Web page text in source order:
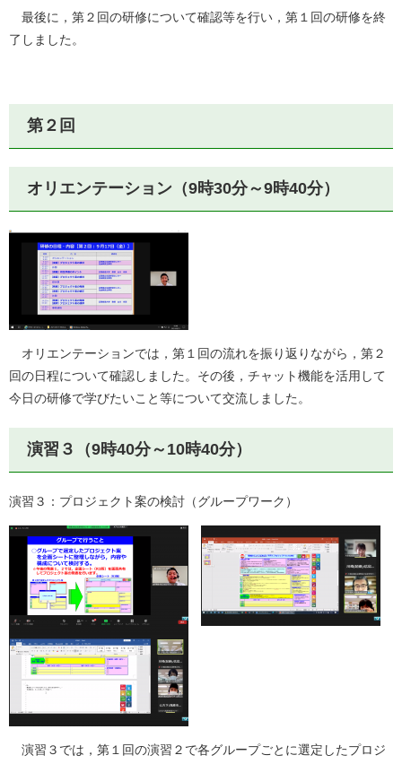
最後に，第２回の研修について確認等を行い，第１回の研修を終
了しました。
第２回
オリエンテーション（9時30分～9時40分）
オリエンテーションでは，第１回の流れを振り返りながら，第２
回の日程について確認しました。その後，チャット機能を活用して
今日の研修で学びたいこと等について交流しました。
演習３（9時40分～10時40分）
演習３：プロジェクト案の検討（グループワーク）
演習３では，第１回の演習２で各グループごとに選定したプロジ